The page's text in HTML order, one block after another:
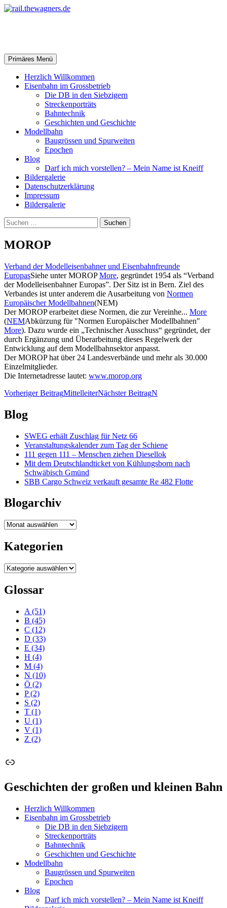
Zum
Suchen
Primäres Menü
Herzlich Willkommen
Eisenbahn im Grossbetrieb
Die DB in den Siebzigern
Streckenporträts
Bahntechnik
Geschichten und Geschichte
Modellbahn
Baugrössen und Spurweiten
Epochen
Blog
Darf ich mich vorstellen? – Mein Name ist Kneiff
Bildergalerie
Datenschutzerklärung
Impressum
Bildergalerie
Suchen
nach:
MOROP
Verband der Modelleisenbahner und Eisenbahnfreunde
EuropasSiehe unter MOROPMore, gegründet 1954 als “Verband
der Modelleisenbahner Europas”. Der Sitz ist in Bern. Ziel des
Verbandes ist unter anderem die Ausarbeitung von Normen
Europäischer Modellbahnen(NEM)
Der MOROP erarbeitet diese Normen, die zur Vereinhe... More
(NEMAbkürzung für "Normen Europäischer Modellbahnen"
More). Dazu wurde ein „Technischer Ausschuss“ gegründet, der
durch Ergänzung und Überarbeitung dieses Regelwerk der
Entwicklung auf dem Modellbahnsektor anpasst.
Der MOROP hat über 24 Landesverbände und mehr als 30.000
Einzelmitglieder.
Die Internetadresse lautet: www.morop.org
Beitragsnavigation
Vorheriger BeitragMittelleiterNächster BeitragN
Blog
SWEG erhält Zuschlag für Netz 66
Veranstaltungskalender zum Tag der Schiene
111 gegen 111 – Menschen ziehen Diesellok
Mit dem Deutschlandticket von Kühlungsborn nach
Schwäbisch Gmünd
SBB Cargo Schweiz verkauft gesamte Re 482 Flotte
Blogarchiv
Blogarchiv
Kategorien
Kategorien
Glossar
A (51)
B (45)
C (12)
D (33)
E (34)
H (4)
M (4)
N (10)
Ö (2)
P(2)
S (2)
T (1)
U (1)
V (1)
Z (2)
Link
Geschichten der großen und kleinen Bahn
Herzlich Willkommen
Eisenbahn im Grossbetrieb
Die DB in den Siebzigern
Streckenporträts
Bahntechnik
Geschichten und Geschichte
Modellbahn
Baugrössen und Spurweiten
Epochen
Blog
Darf ich mich vorstellen? – Mein Name ist Kneiff